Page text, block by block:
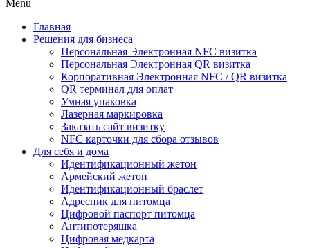
Menu
Главная
Решения для бизнеса
Персональная Электронная NFC визитка
Персональная Электронная QR визитка
Корпоративная Электронная NFC / QR визитка
QR терминал для оплат
Умная упаковка
Лазерная маркировка
Заказать сайт визитку
NFC карточки для сбора отзывов
Для себя и дома
Идентификационный жетон
Армейский жетон
Идентификационный браслет
Адресник для питомца
Цифровой паспорт питомца
Антипотеряшка
Цифровая медкарта